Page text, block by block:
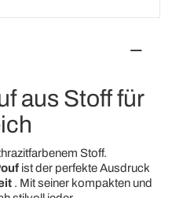
aus Stoff für
Stoff.
ist der perfekte Ausdruck
. Mit seiner kompakten und